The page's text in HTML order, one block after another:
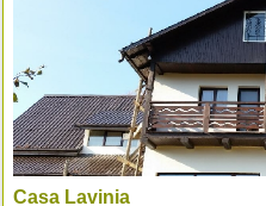
Casa Lavinia